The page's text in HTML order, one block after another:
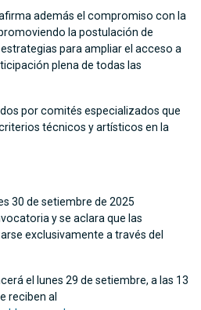
además el compromiso con la
la postulación de
para ampliar el acceso a
plena de todas las
por comités especializados que
técnicos y artísticos en la
30 de setiembre de 2025
y se aclara que las
exclusivamente a través del
el lunes 29 de setiembre, a las 13
reciben al